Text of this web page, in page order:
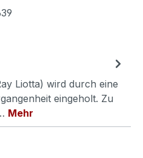
Liotta) wird durch eine
eingeholt. Zu
Mehr